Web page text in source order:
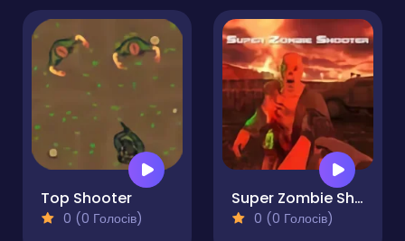
Top Shooter
0 (0 Голосів)
Super Zombie Shooter
0 (0 Голосів)